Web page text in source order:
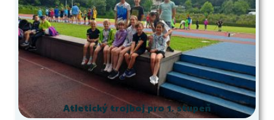
Atletický trojboj pro 1. stupeň